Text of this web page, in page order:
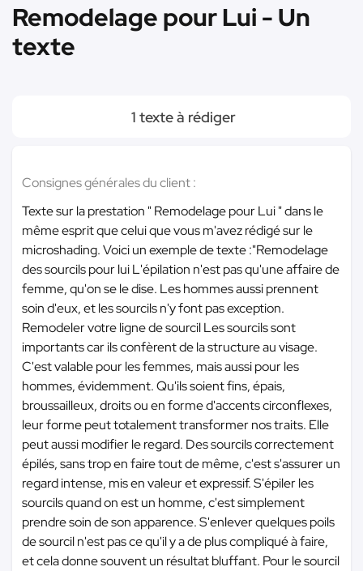
Remodelage pour Lui - Un
texte
1 texte à rédiger
Consignes générales du client :
Texte sur la prestation " Remodelage pour Lui " dans le
même esprit que celui que vous m'avez rédigé sur le
microshading. Voici un exemple de texte :"Remodelage
des sourcils pour lui L'épilation n'est pas qu'une affaire de
femme, qu'on se le dise. Les hommes aussi prennent
soin d'eux, et les sourcils n'y font pas exception.
Remodeler votre ligne de sourcil Les sourcils sont
importants car ils confèrent de la structure au visage.
C'est valable pour les femmes, mais aussi pour les
hommes, évidemment. Qu'ils soient fins, épais,
broussailleux, droits ou en forme d'accents circonflexes,
leur forme peut totalement transformer nos traits. Elle
peut aussi modifier le regard. Des sourcils correctement
épilés, sans trop en faire tout de même, c'est s'assurer un
regard intense, mis en valeur et expressif. S'épiler les
sourcils quand on est un homme, c'est simplement
prendre soin de son apparence. S'enlever quelques poils
de sourcil n'est pas ce qu'il y a de plus compliqué à faire,
et cela donne souvent un résultat bluffant. Pour le sourcil